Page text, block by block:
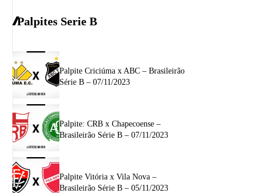
Palpites Serie B
Palpite Criciúma x ABC – Brasileirão
Série B – 07/11/2023
Palpite: CRB x Chapecoense –
Brasileirão Série B – 07/11/2023
Palpite Vitória x Vila Nova –
Brasileirão Série B – 05/11/2023